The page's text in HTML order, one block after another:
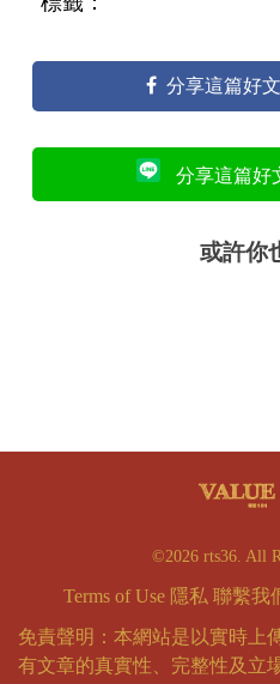
分享這篇好文
分享這篇好
或許你
©2026 rts36. All
Terms of Use 隱私 聯繫我
免責聲明：本網站是以實時上
有文章的真實性、完整性及立